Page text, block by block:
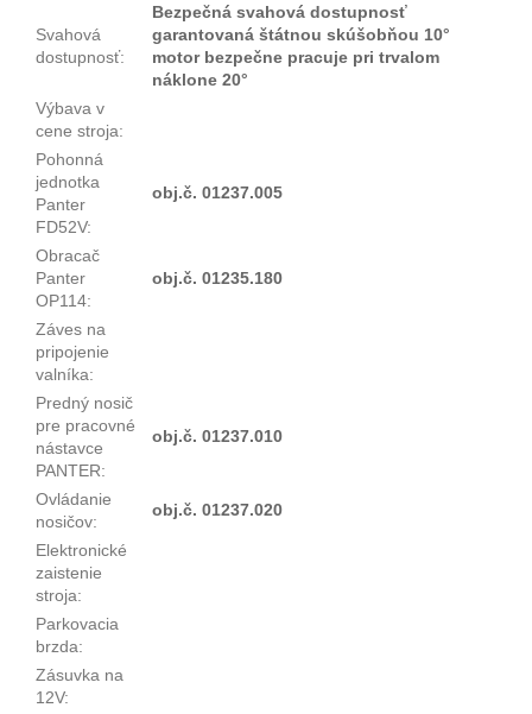
Svahová
dostupnosť:
Bezpečná svahová dostupnosť
garantovaná štátnou skúšobňou 10°
motor bezpečne pracuje pri trvalom
náklone 20°
Výbava v
cene stroja:
Pohonná
jednotka
Panter
FD52V:
obj.č. 01237.005
Obracač
Panter
OP114:
obj.č. 01235.180
Záves na
pripojenie
valníka:
Predný nosič
pre pracovné
nástavce
PANTER:
obj.č. 01237.010
Ovládanie
nosičov:
obj.č. 01237.020
Elektronické
zaistenie
stroja:
Parkovacia
brzda:
Zásuvka na
12V: